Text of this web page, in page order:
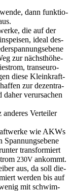
dann funk­tio­
die auf der
ide­al des­
zur nächst­hö­he­
trans­eu­ro­
die­se Klein­kraft­
zur dezen­tra­
daher ver­ur­sa­chen
ande­res Ver­tei­ler
wie AKWs
trans­for­miert
230V ankommt.
aus, da soll die­
wer­den bis auf
mit schwim­